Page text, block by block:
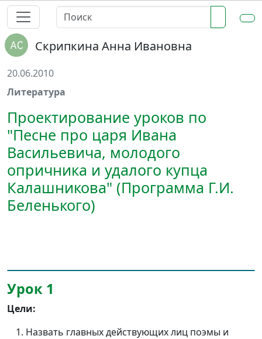
Скрипкина Анна Ивановна
20.06.2010
Литература
Проектирование уроков по
"Песне про царя Ивана
Васильевича, молодого
опричника и удалого купца
Калашникова" (Программа Г.И.
Беленького)
Урок 1
Цели:
Назвать главных действующих лиц поэмы и